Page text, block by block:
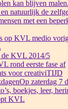
kan blijven
natuurlijk de
met een
op KVL medio
KVL 2014/5
rond eerste fase af
voor creativiTIJD
Op zaterdag 7
boekjes, leer,
KVL